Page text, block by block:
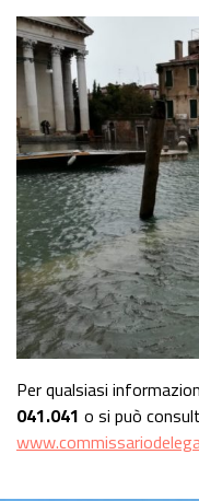
Per qualsiasi
041.041 o si può